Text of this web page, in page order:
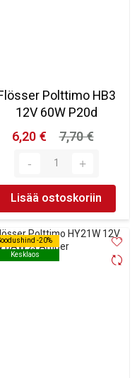
Polttimo HB3
12V 60W P20d
6,20 €
7,70 €
Lisää ostoskoriin
-20%
Kesklaos
-20%
Kesklaos